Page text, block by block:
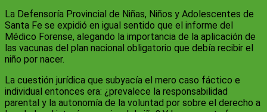
La Defensoría Provincial de Niñas, Niños y Adolescentes de
Santa Fe se expidió en igual sentido que el informe del
Médico Forense, alegando la importancia de la aplicación de
las vacunas del plan nacional obligatorio que debía recibir el
niño por nacer.
La cuestión jurídica que subyacía el mero caso fáctico e
individual entonces era: ¿prevalece la responsabilidad
parental y la autonomía de la voluntad por sobre el derecho a